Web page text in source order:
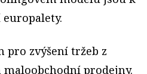
pro zvýšení tržeb z
prodejny.